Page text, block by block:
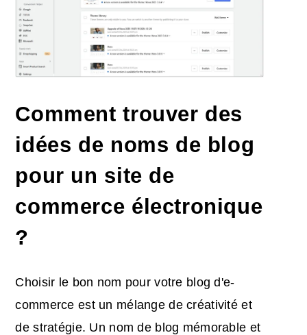
Comment trouver des
idées de noms de blog
pour un site de
commerce électronique
?
Choisir le bon nom pour votre blog d'e-
commerce est un mélange de créativité et
de stratégie. Un nom de blog mémorable et